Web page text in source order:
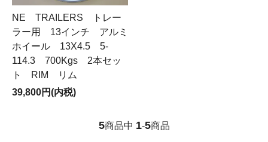
NE TRAILERS トレー
ラー用 13インチ アルミ
ホイール 13X4.5 5-
114.3 700Kgs 2本セッ
ト RIM リム
39,800円(内税)
5商品中 1-5商品